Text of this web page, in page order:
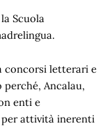
Scuola
concorsi letterari e
Ancalau,
enti e
per attività inerenti